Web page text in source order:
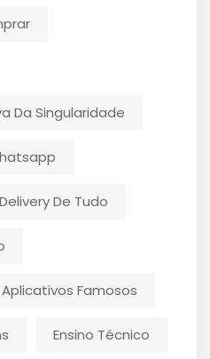
Da Singularidade
Delivery De Tudo
Famosos
Ensino Técnico